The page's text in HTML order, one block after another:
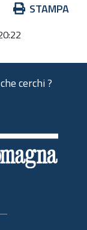
STAMPA
cerchi ?